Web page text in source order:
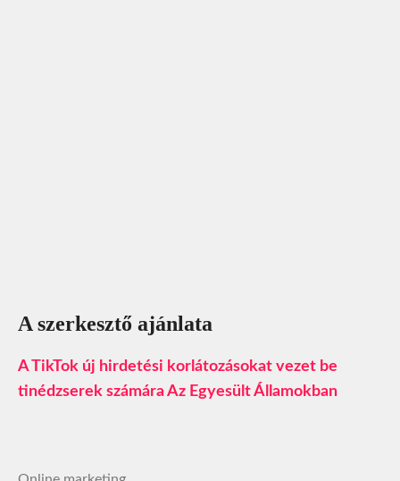
A szerkesztő ajánlata
A TikTok új hirdetési korlátozásokat vezet be
tinédzserek számára Az Egyesült Államokban